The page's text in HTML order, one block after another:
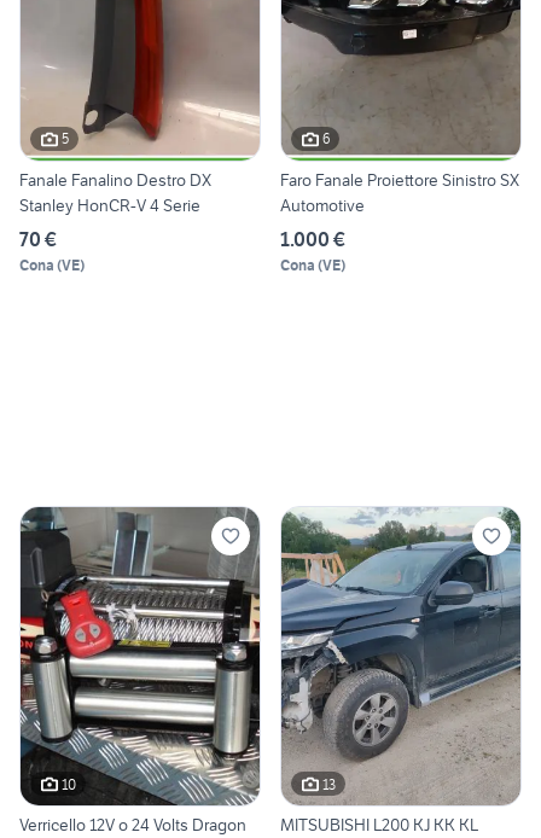
5
Fanale Fanalino Destro DX
Stanley HonCR-V 4 Serie
70 €
Cona (VE)
6
Faro Fanale Proiettore Sinistro SX
Automotive
1.000 €
Cona (VE)
10
Verricello 12V o 24 Volts Dragon
13
MITSUBISHI L200 KJ KK KL